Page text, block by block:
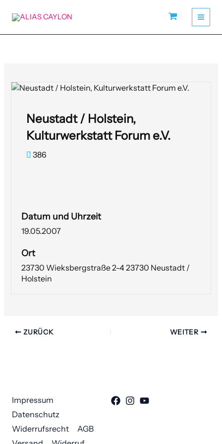
Inhalt
Neustadt / Holstein,
Kulturwerkstatt Forum e.V.
386
Datum und Uhrzeit
19.05.2007
Ort
23730 Wieksbergstraße 2-4 23730 Neustadt /
Holstein
ZURÜCK WEITER
Impressum
Datenschutz
Widerrufsrecht
AGB